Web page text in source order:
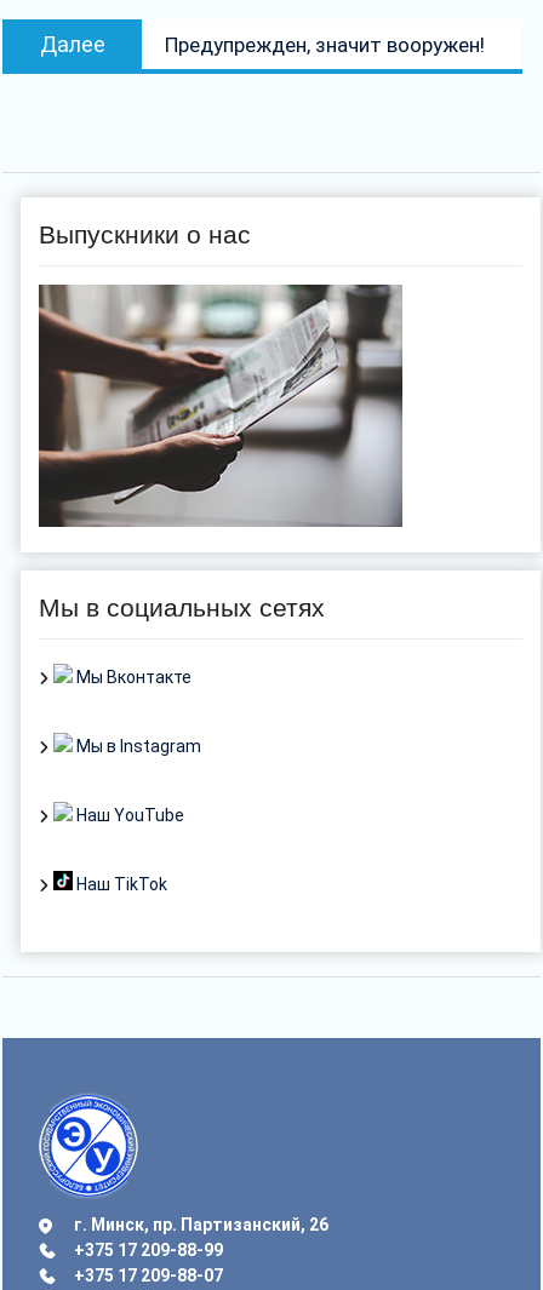
Далее
запись:
Предупрежден, значит вооружен!
Выпускники о нас
Мы в социальных сетях
Мы Вконтакте
Мы в Instagram
Наш YouTube
Наш TikTok
г. Минск, пр. Партизанский, 26
+375 17 209-88-99
+375 17 209-88-07